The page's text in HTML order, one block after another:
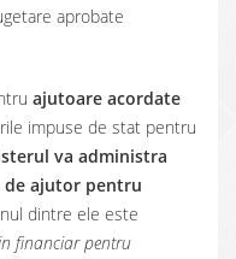
aprobate
ajutoare acordate
impuse de stat pentru
va administra
de ajutor pentru
dintre ele este
financiar pentru